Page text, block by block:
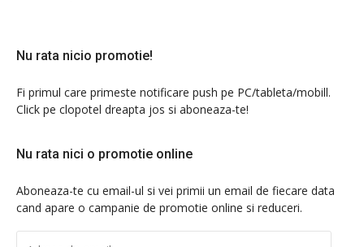
Nu rata nicio promotie!
Fi primul care primeste notificare push pe PC/tableta/mobill.
Click pe clopotel dreapta jos si aboneaza-te!
Nu rata nici o promotie online
Aboneaza-te cu email-ul si vei primii un email de fiecare data
cand apare o campanie de promotie online si reduceri.